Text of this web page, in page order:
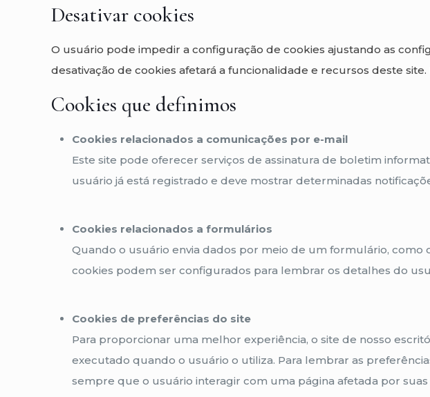
Desativar cookies
O usuário pode impedir a configuração de cookies ajustando as
desativação de cookies afetará a funcionalidade e recursos deste
Cookies que definimos
Cookies relacionados a comunicações por e-mail
Este site pode oferecer serviços de assinatura de boletim
usuário já está registrado e deve mostrar determinadas
Cookies relacionados a formulários
Quando o usuário envia dados por meio de um formulário,
cookies podem ser configurados para lembrar os detalhes do
Cookies de preferências do site
Para proporcionar uma melhor experiência, o site de nosso
executado quando o usuário o utiliza. Para lembrar as
sempre que o usuário interagir com uma página afetada por